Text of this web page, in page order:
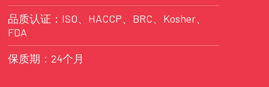
品质认证：ISO、HACCP、BRC、Kosher、
FDA
保质期：24个月